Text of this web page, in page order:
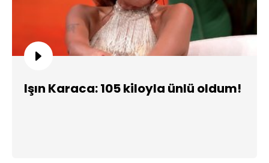
Işın Karaca: 105 kiloyla ünlü oldum!